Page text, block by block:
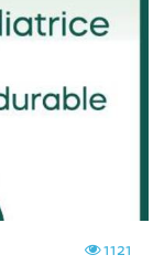
1121